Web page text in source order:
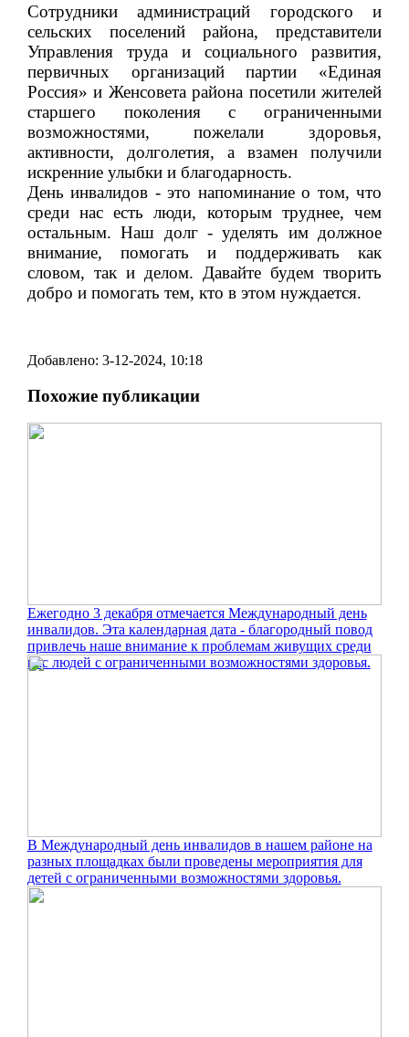
Сотрудники администраций городского и
сельских поселений района, представители
Управления труда и социального развития,
первичных организаций партии «Единая
Россия» и Женсовета района посетили жителей
старшего поколения с ограниченными
возможностями, пожелали здоровья,
активности, долголетия, а взамен получили
искренние улыбки и благодарность.
День инвалидов - это напоминание о том, что
среди нас есть люди, которым труднее, чем
остальным. Наш долг - уделять им должное
внимание, помогать и поддерживать как
словом, так и делом. Давайте будем творить
добро и помогать тем, кто в этом нуждается.
Добавлено: 3-12-2024, 10:18
Похожие публикации
Ежегодно 3 декабря отмечается Международный день
инвалидов. Эта календарная дата - благородный повод
привлечь наше внимание к проблемам живущих среди
нас людей с ограниченными возможностями здоровья.
В Международный день инвалидов в нашем районе на
разных площадках были проведены мероприятия для
детей с ограниченными возможностями здоровья.